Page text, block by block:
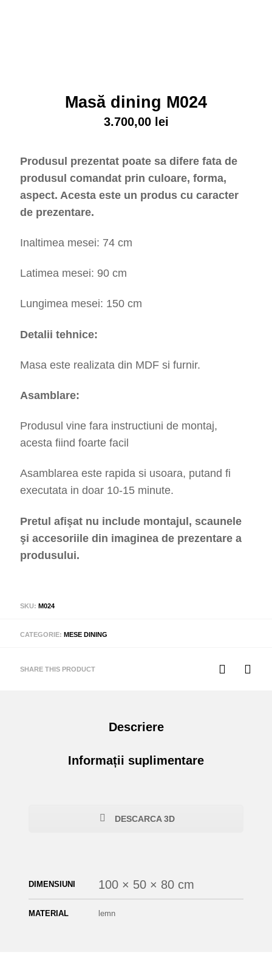
Masă dining M024
3.700,00 lei
Produsul prezentat poate sa difere fata de
produsul comandat prin culoare, forma,
aspect. Acesta este un produs cu caracter
de prezentare.
Inaltimea mesei: 74 cm
Latimea mesei: 90 cm
Lungimea mesei: 150 cm
Detalii tehnice:
Masa este realizata din MDF si furnir.
Asamblare:
Produsul vine fara instructiuni de montaj,
acesta fiind foarte facil
Asamblarea este rapida si usoara, putand fi
executata in doar 10-15 minute.
Pretul afişat nu include montajul, scaunele
şi accesoriile din imaginea de prezentare a
produsului.
SKU:M024
CATEGORIE:MESE DINING
SHARE THIS PRODUCT
Descriere
Informații suplimentare
DESCARCA 3D
DIMENSIUNI 100 × 50 × 80 cm
MATERIAL lemn